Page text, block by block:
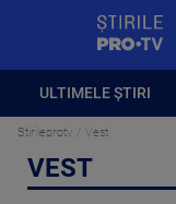
ULTIMELE ȘTIRI
Stirileprotv Vest
VEST